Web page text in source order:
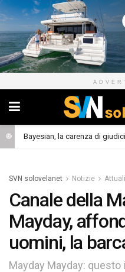
SVN solovelanet Notizie
Canale della
Mayday,
uomini, la
Mayday Mayday: